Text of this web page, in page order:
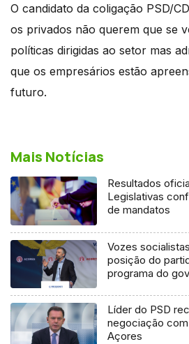
O candidato da coligação PSD/
os privados não querem que se
políticas dirigidas ao setor mas
que os empresários estão
futuro.
Mais Notícias
Resultados
Legislativas
de mandatos
Vozes
posição do
programa do
Líder do PSD
negociação
Açores